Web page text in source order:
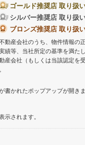
ゴールド推奨店 取り扱
シルバー推奨店 取り扱
ブロンズ推奨店 取り扱
動産会社のうち、物件情報の
績等、当社所定の基準を満た
産会社（もしくは当該認定を
書かれたポップアップが開きま
示されます。